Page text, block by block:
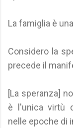
La famiglia è
Considero la
precede il
[La speranza]
è l'unica virtù
nelle epoche di